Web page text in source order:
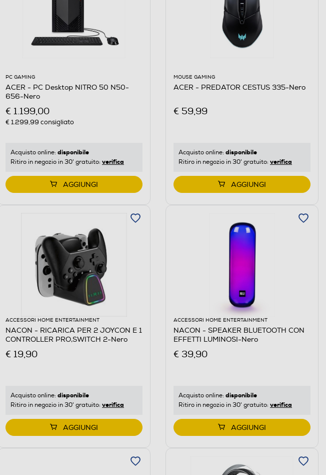
PC GAMING
ACER - PC Desktop NITRO 50 N50-
656-Nero
€ 1.199,00
€ 1.299,99 consigliato
Acquisto online: disponibile
Ritiro in negozio in 30' gratuito: verifica
AGGIUNGI
MOUSE GAMING
ACER - PREDATOR CESTUS 335-Nero
€ 59,99
Acquisto online: disponibile
Ritiro in negozio in 30' gratuito: verifica
AGGIUNGI
ACCESSORI HOME ENTERTAINMENT
NACON - RICARICA PER 2 JOYCON E 1
CONTROLLER PRO,SWITCH 2-Nero
€ 19,90
Acquisto online: disponibile
Ritiro in negozio in 30' gratuito: verifica
AGGIUNGI
ACCESSORI HOME ENTERTAINMENT
NACON - SPEAKER BLUETOOTH CON
EFFETTI LUMINOSI-Nero
€ 39,90
Acquisto online: disponibile
Ritiro in negozio in 30' gratuito: verifica
AGGIUNGI